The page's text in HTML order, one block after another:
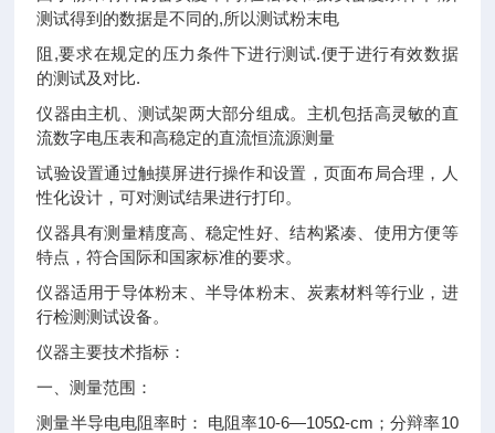
测试得到的数据是不同的,所以测试粉末电
阻,要求在规定的压力条件下进行测试.便于进行有效数据
的测试及对比.
仪器由主机、测试架两大部分组成。主机包括高灵敏的直
流数字电压表和高稳定的直流恒流源测量
试验设置通过触摸屏进行操作和设置，页面布局合理，人
性化设计，可对测试结果进行打印。
仪器具有测量精度高、稳定性好、结构紧凑、使用方便等
特点，符合国际和国家标准的要求。
仪器适用于导体粉末、半导体粉末、炭素材料等行业，进
行检测测试设备。
仪器主要技术指标：
一、测量范围：
测量半导电电阻率时： 电阻率10-6—105Ω-cm；分辩率10